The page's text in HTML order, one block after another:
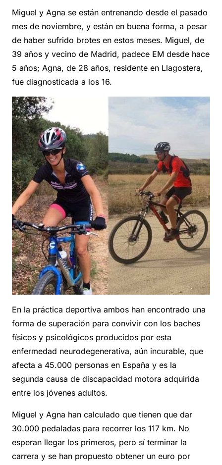
Miguel y Agna se están entrenando desde el pasado
mes de noviembre, y están en buena forma, a pesar
de haber sufrido brotes en estos meses. Miguel, de
39 años y vecino de Madrid, padece EM desde hace
5 años; Agna, de 28 años, residente en Llagostera,
fue diagnosticada a los 16.
En la práctica deportiva ambos han encontrado una
forma de superación para convivir con los baches
físicos y psicológicos producidos por esta
enfermedad neurodegenerativa, aún incurable, que
afecta a 45.000 personas en España y es la
segunda causa de discapacidad motora adquirida
entre los jóvenes adultos.
Miguel y Agna han calculado que tienen que dar
30.000 pedaladas para recorrer los 117 km. No
esperan llegar los primeros, pero sí terminar la
carrera y se han propuesto obtener un euro por